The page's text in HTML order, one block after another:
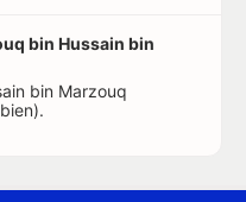
bin Hussain bin
bin Marzouq